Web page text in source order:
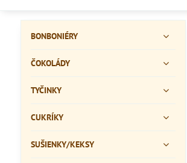
BONBONIÉRY
ČOKOLÁDY
TYČINKY
CUKRÍKY
SUŠIENKY/KEKSY